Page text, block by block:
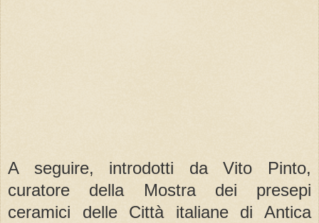
A seguire, introdotti da Vito Pinto,
curatore della Mostra dei presepi
ceramici delle Città italiane di Antica